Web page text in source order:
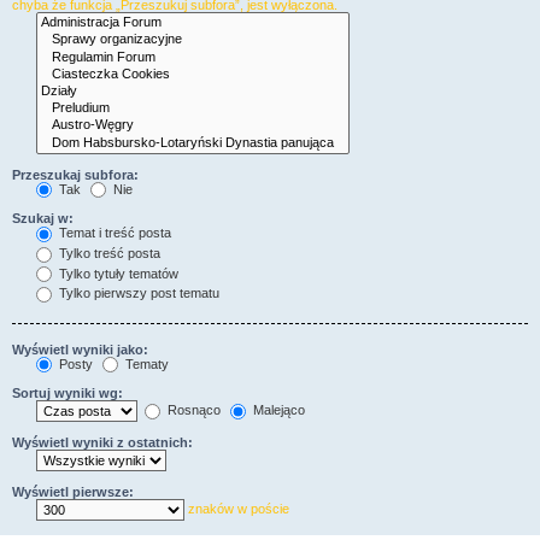
chyba że funkcja „Przeszukuj subfora”, jest wyłączona.
Przeszukaj subfora:
Tak
Nie
Szukaj w:
Temat i treść posta
Tylko treść posta
Tylko tytuły tematów
Tylko pierwszy post tematu
Wyświetl wyniki jako:
Posty
Tematy
Sortuj wyniki wg:
Rosnąco
Malejąco
Wyświetl wyniki z ostatnich:
Wyświetl pierwsze:
znaków w poście